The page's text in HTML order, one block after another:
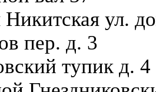
ул.
пер. д. 3
тупик д. 4